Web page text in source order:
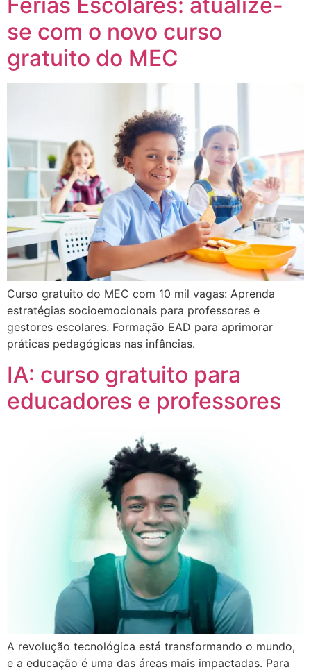
Férias Escolares: atualize-
se com o novo curso
gratuito do MEC
Curso gratuito do MEC com 10 mil vagas: Aprenda
estratégias socioemocionais para professores e
gestores escolares. Formação EAD para aprimorar
práticas pedagógicas nas infâncias.
IA: curso gratuito para
educadores e professores
A revolução tecnológica está transformando o mundo,
e a educação é uma das áreas mais impactadas. Para